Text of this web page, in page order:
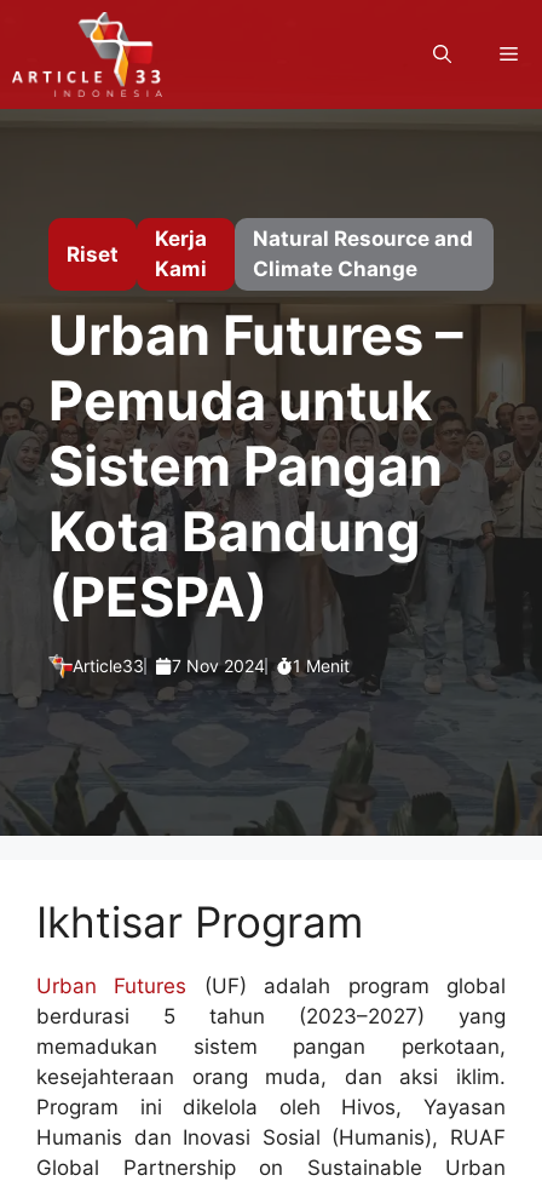
Langsung
isi
Riset
Kerja
Kami
Natural Resource and
Climate Change
Urban Futures –
Pemuda untuk
Sistem Pangan
Kota Bandung
(PESPA)
Article33 7 Nov 2024 1 Menit
Ikhtisar Program
Urban Futures (UF) adalah program global
berdurasi 5 tahun (2023–2027) yang
memadukan sistem pangan perkotaan,
kesejahteraan orang muda, dan aksi iklim.
Program ini dikelola oleh Hivos, Yayasan
Humanis dan Inovasi Sosial (Humanis), RUAF
Global Partnership on Sustainable Urban